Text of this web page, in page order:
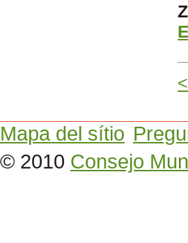
Mapa del sítio
© 2010 Consejo